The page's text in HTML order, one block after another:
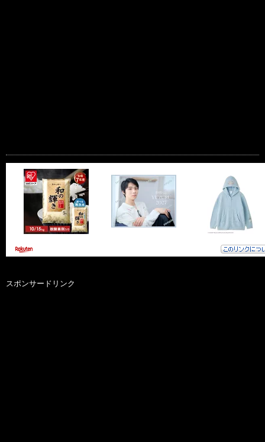
スポンサードリンク